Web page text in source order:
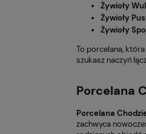
Żywioły
Żywioły
Żywioły
To porcelana,
szukasz naczyń
Porcelana
Porcelana
zachwyca